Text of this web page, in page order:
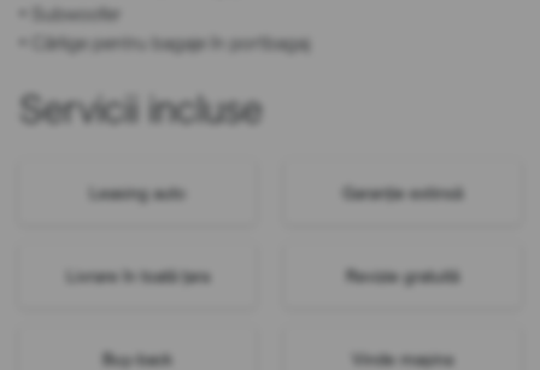
• Subwoofer
• Cârlige pentru bagaje în portbagaj
Servicii incluse
Leasing auto Garanție extinsă
Livrare în toată țara Revizie gratuită
Buy-back Vinde mașina